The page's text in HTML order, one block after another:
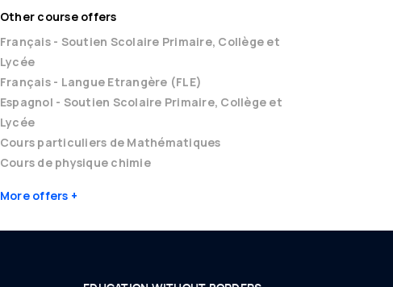
Other course offers
Français - Soutien Scolaire Primaire, Collège et
Lycée
Français - Langue Etrangère (FLE)
Espagnol - Soutien Scolaire Primaire, Collège et
Lycée
Cours particuliers de Mathématiques
Cours de physique chimie
More offers